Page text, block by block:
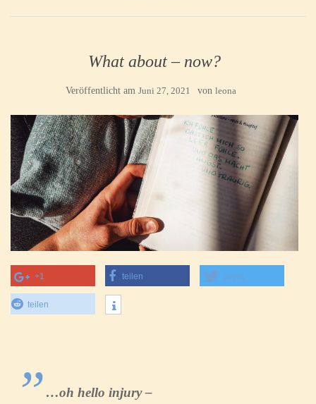
What about – now?
Veröffentlicht am Juni 27, 2021 von leona
+1 teilen tweet
teilen
…oh hello injury –